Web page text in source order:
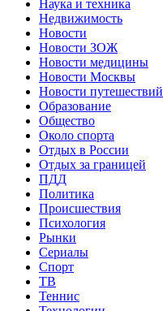
Наука и техника
Недвижимость
Новости
Новости ЗОЖ
Новости медицины
Новости Москвы
Новости путешествий
Образование
Общество
Около спорта
Отдых в России
Отдых за границей
ПДД
Политика
Происшествия
Психология
Рынки
Сериалы
Спорт
ТВ
Теннис